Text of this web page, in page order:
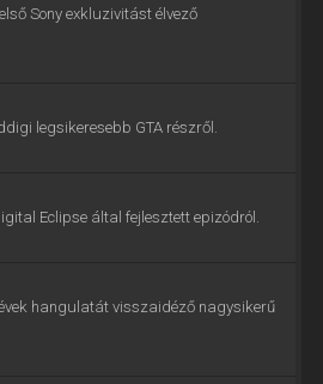
Sony exkluzivitást élvező
legsikeresebb GTA részről.
Eclipse által fejlesztett epizódról.
hangulatát visszaidéző nagysikerű